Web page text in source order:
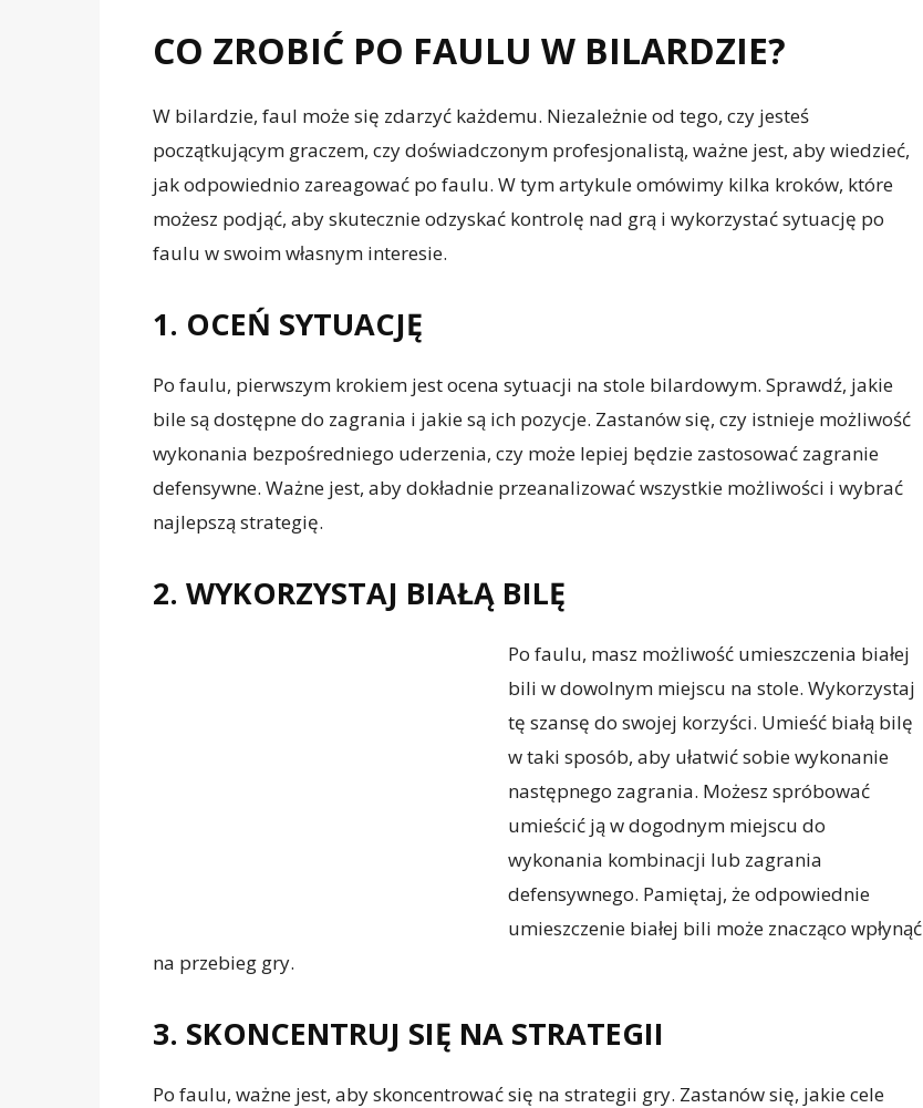
CO ZROBIĆ PO FAULU W BILARDZIE?
W bilardzie, faul może się zdarzyć każdemu. Niezależnie od tego, czy jesteś
początkującym graczem, czy doświadczonym profesjonalistą, ważne jest, aby wiedzieć,
jak odpowiednio zareagować po faulu. W tym artykule omówimy kilka kroków, które
możesz podjąć, aby skutecznie odzyskać kontrolę nad grą i wykorzystać sytuację po
faulu w swoim własnym interesie.
1. OCEŃ SYTUACJĘ
Po faulu, pierwszym krokiem jest ocena sytuacji na stole bilardowym. Sprawdź, jakie
bile są dostępne do zagrania i jakie są ich pozycje. Zastanów się, czy istnieje możliwość
wykonania bezpośredniego uderzenia, czy może lepiej będzie zastosować zagranie
defensywne. Ważne jest, aby dokładnie przeanalizować wszystkie możliwości i wybrać
najlepszą strategię.
2. WYKORZYSTAJ BIAŁĄ BILĘ
Po faulu, masz możliwość umieszczenia białej
bili w dowolnym miejscu na stole. Wykorzystaj
tę szansę do swojej korzyści. Umieść białą bilę
w taki sposób, aby ułatwić sobie wykonanie
następnego zagrania. Możesz spróbować
umieścić ją w dogodnym miejscu do
wykonania kombinacji lub zagrania
defensywnego. Pamiętaj, że odpowiednie
umieszczenie białej bili może znacząco wpłynąć
na przebieg gry.
3. SKONCENTRUJ SIĘ NA STRATEGII
Po faulu, ważne jest, aby skoncentrować się na strategii gry. Zastanów się, jakie cele